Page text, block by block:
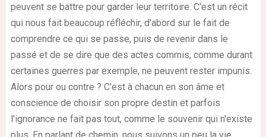
peuvent se battre pour garder leur territoire. C'est un récit
qui nous fait beaucoup réfléchir, d'abord sur le fait de
comprendre ce qui se passe, puis de revenir dans le
passé et de se dire que des actes commis, comme durant
certaines guerres par exemple, ne peuvent rester impunis.
Alors pour ou contre ? C'est à chacun en son âme et
conscience de choisir son propre destin et parfois
l'ignorance ne fait pas tout, comme le souvenir qui n'existe